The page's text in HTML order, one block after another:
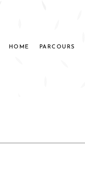
HOME PARCOURS